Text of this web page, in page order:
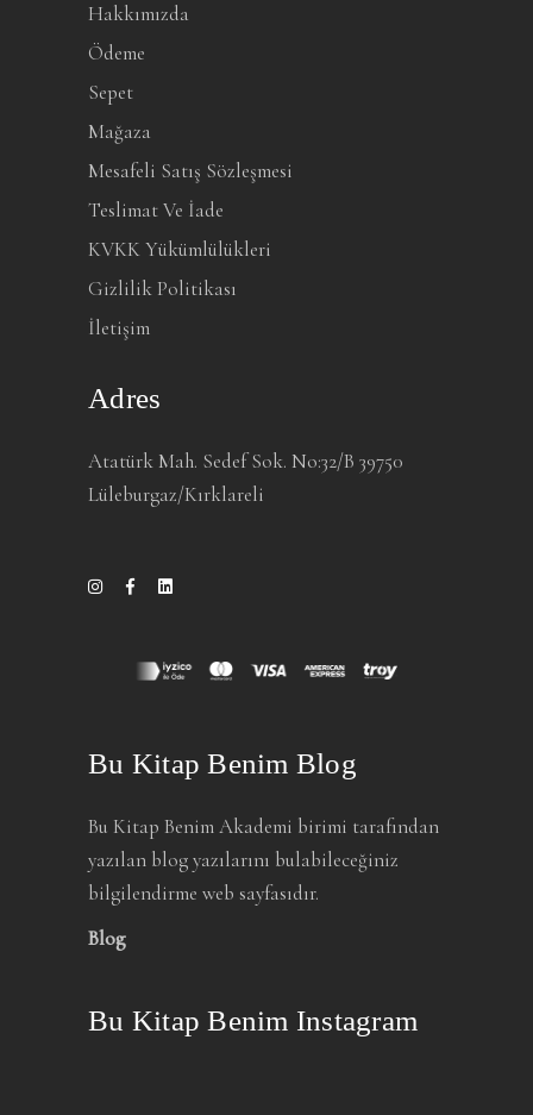
Hakkımızda
Ödeme
Sepet
Mağaza
Mesafeli Satış Sözleşmesi
Teslimat Ve İade
KVKK Yükümlülükleri
Gizlilik Politikası
İletişim
Adres
Atatürk Mah. Sedef Sok. No:32/B 39750
Lüleburgaz/Kırklareli
Bu Kitap Benim Blog
Bu Kitap Benim Akademi birimi tarafından
yazılan blog yazılarını bulabileceğiniz
bilgilendirme web sayfasıdır.
Blog
Bu Kitap Benim Instagram